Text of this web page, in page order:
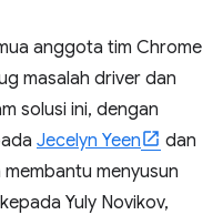
anggota tim Chrome
masalah driver dan
solusi ini, dengan
Jecelyn Yeen
dan
menyusun
Yuly Novikov,